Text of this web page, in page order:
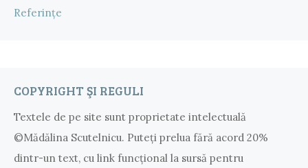
Referințe
COPYRIGHT ŞI REGULI
Textele de pe site sunt proprietate intelectuală
©Mădălina Scutelnicu. Puteţi prelua fără acord 20%
dintr-un text, cu link funcţional la sursă pentru